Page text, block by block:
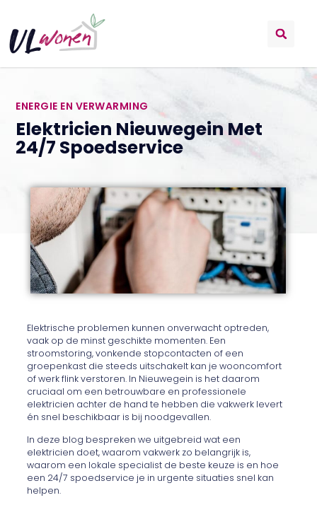
ENERGIE EN VERWARMING
Elektricien Nieuwegein Met
24/7 Spoedservice
Elektrische problemen kunnen onverwacht optreden,
vaak op de minst geschikte momenten. Een
stroomstoring, vonkende stopcontacten of een
groepenkast die steeds uitschakelt kan je wooncomfort
of werk flink verstoren. In Nieuwegein is het daarom
cruciaal om een betrouwbare en professionele
elektricien achter de hand te hebben die vakwerk levert
én snel beschikbaar is bij noodgevallen.
In deze blog bespreken we uitgebreid wat een
elektricien doet, waarom vakwerk zo belangrijk is,
waarom een lokale specialist de beste keuze is en hoe
een 24/7 spoedservice je in urgente situaties snel kan
helpen.